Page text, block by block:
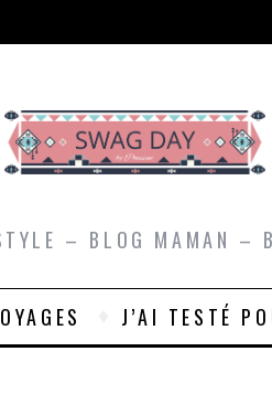
– BLOG MAMAN –
J’AI TESTÉ